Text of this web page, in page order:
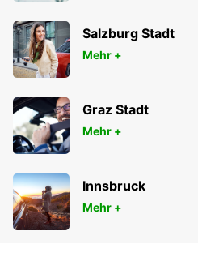
Salzburg Stadt
Mehr +
Graz Stadt
Mehr +
Innsbruck
Mehr +